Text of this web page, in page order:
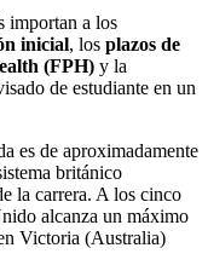
importan a los
inicial, los plazos de
(FPH) y la
de estudiante en un
es de aproximadamente
británico
la carrera. A los cinco
alcanza un máximo
Victoria (Australia)